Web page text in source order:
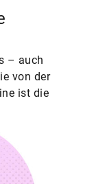
– auch
von der
ist die